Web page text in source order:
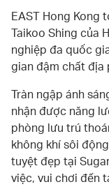
EAST Hong Kong
Taikoo Shing của
nghiệp đa quốc
gian đậm chất địa
Tràn ngập ánh
nhận được năng
phòng lưu trú
không khí sôi
tuyệt đẹp tại
việc, vui chơi đến